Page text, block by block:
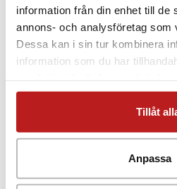
information från din enhet till de
annons- och analysföretag som
Dessa kan i sin tur kombinera
information som du har
Tillåt
Anpassa
HIC-mätning för
transmitter?
Intelligent